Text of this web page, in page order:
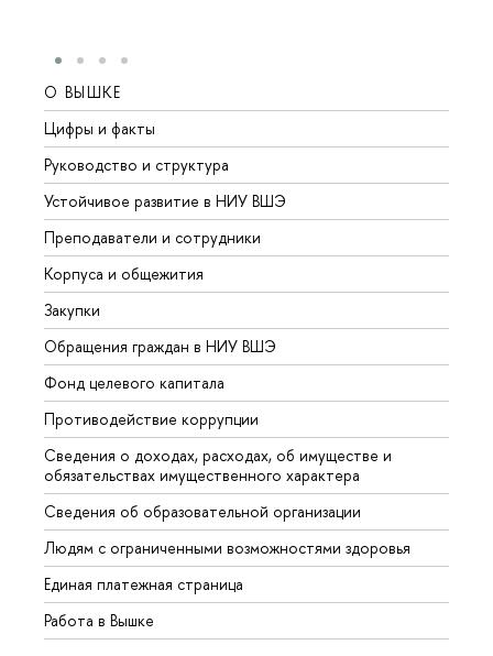
О ВЫШКЕ
Цифры и факты
Руководство и структура
Устойчивое развитие в НИУ ВШЭ
Преподаватели и сотрудники
Корпуса и общежития
Закупки
Обращения граждан в НИУ ВШЭ
Фонд целевого капитала
Противодействие коррупции
Сведения о доходах, расходах, об имуществе и
обязательствах имущественного характера
Сведения об образовательной организации
Людям с ограниченными возможностями здоровья
Единая платежная страница
Работа в Вышке